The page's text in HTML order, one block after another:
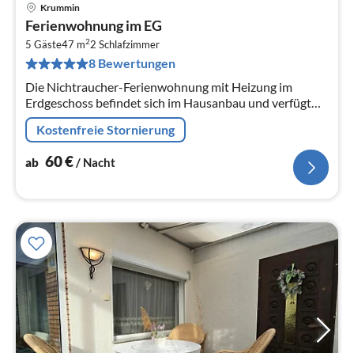
Krummin
Ferienwohnung im EG
5 Gäste47 m22 Schlafzimmer
8 Bewertungen
Die Nichtraucher-Ferienwohnung mit Heizung im
Erdgeschoss befindet sich im Hausanbau und verfügt
über einen separaten Eingang.
Kostenfreie Stornierung
ab 60€/ Nacht